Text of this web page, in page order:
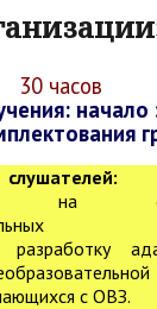
30 часов
начало
на
с ОВЗ.